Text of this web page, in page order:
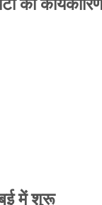
में शुरू